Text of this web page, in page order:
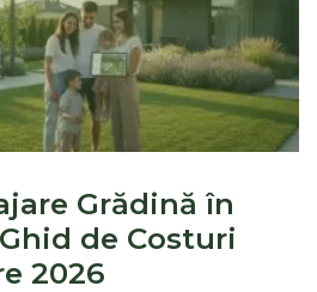
Grădină în
de Costuri
2026